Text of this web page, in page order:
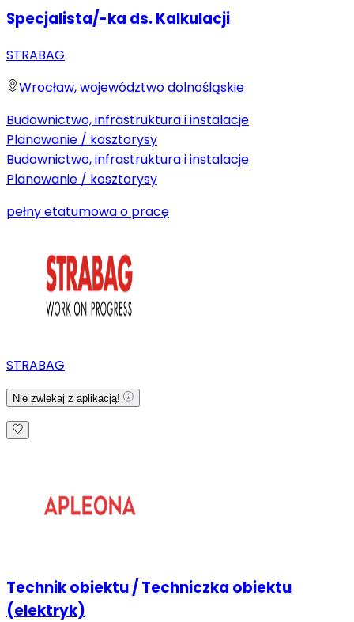
Specjalista/-ka ds. Kalkulacji
STRABAG
Wrocław, województwo dolnośląskie
Budownictwo, infrastruktura i instalacje
Planowanie / kosztorysy
Budownictwo, infrastruktura i instalacje
Planowanie / kosztorysy
pełny etatumowa o pracę
STRABAG
Nie zwlekaj z aplikacją!
Technik obiektu / Techniczka obiektu
(elektryk)